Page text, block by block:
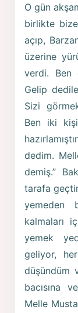
O gün
birlikte
açıp,
üzerine
verdi. Ben
Gelip
Sizi
Ben iki
dedim.
demiş.”
tarafa
yemeden
kalmaları
yemek
geliyor,
düşündüm
bacısına
Melle